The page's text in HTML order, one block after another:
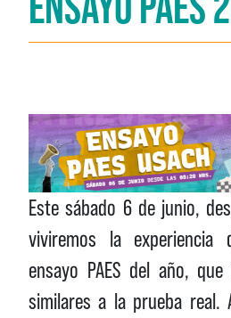
Estesábado 6 de junio,
viviremos la
ensayo PAES del año,
similares a la prueba real.